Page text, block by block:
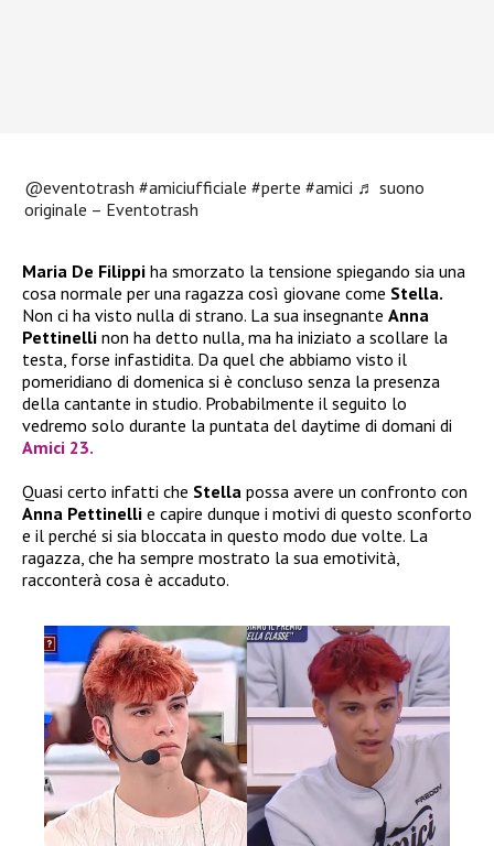
@eventotrash #amiciufficiale #perte #amici ♬ suono
originale – Eventotrash
Maria De Filippi ha smorzato la tensione spiegando sia una
cosa normale per una ragazza così giovane come Stella.
Non ci ha visto nulla di strano. La sua insegnante Anna
Pettinelli non ha detto nulla, ma ha iniziato a scollare la
testa, forse infastidita. Da quel che abbiamo visto il
pomeridiano di domenica si è concluso senza la presenza
della cantante in studio. Probabilmente il seguito lo
vedremo solo durante la puntata del daytime di domani di
Amici 23.
Quasi certo infatti che Stella possa avere un confronto con
Anna Pettinelli e capire dunque i motivi di questo sconforto
e il perché si sia bloccata in questo modo due volte. La
ragazza, che ha sempre mostrato la sua emotività,
racconterà cosa è accaduto.